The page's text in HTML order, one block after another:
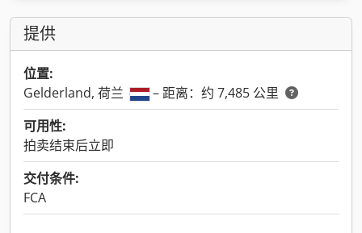
提供
位置:
Gelderland, 荷兰
– 距离：约 7,485 公里
可用性:
拍卖结束后立即
交付条件:
FCA